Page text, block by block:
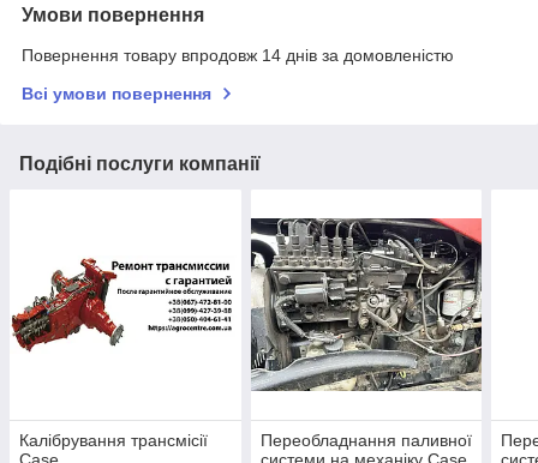
Умови повернення
Повернення товару впродовж 14 днів за домовленістю
Всі умови повернення
Подібні послуги компанії
Калібрування трансмісії
Переобладнання паливної